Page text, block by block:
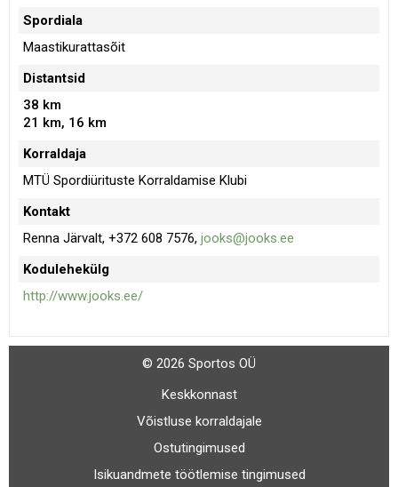
Spordiala
Maastikurattasõit
Distantsid
38 km
21 km, 16 km
Korraldaja
MTÜ Spordiürituste Korraldamise Klubi
Kontakt
Renna Järvalt, +372 608 7576, jooks@jooks.ee
Kodulehekülg
http://www.jooks.ee/
© 2026 Sportos OÜ
Keskkonnast
Võistluse korraldajale
Ostutingimused
Isikuandmete töötlemise tingimused